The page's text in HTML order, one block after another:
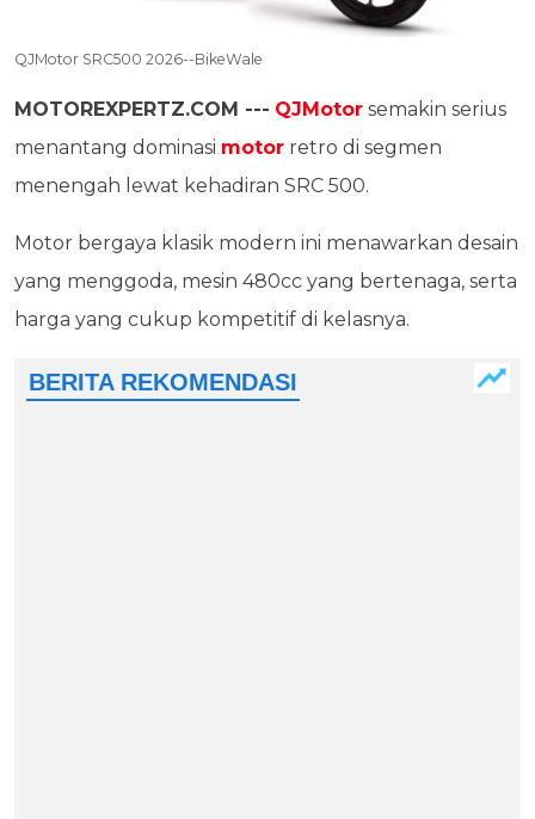
QJMotor SRC500 2026--BikeWale
MOTOREXPERTZ.COM --- QJMotor semakin serius
menantang dominasi motor retro di segmen
menengah lewat kehadiran SRC 500.
Motor bergaya klasik modern ini menawarkan desain
yang menggoda, mesin 480cc yang bertenaga, serta
harga yang cukup kompetitif di kelasnya.